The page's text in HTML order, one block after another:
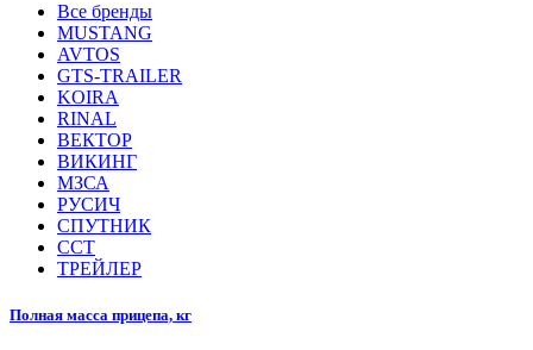
Все бренды
MUSTANG
AVTOS
GTS-TRAILER
KOIRA
RINAL
ВЕКТОР
ВИКИНГ
МЗСА
РУСИЧ
СПУТНИК
ССТ
ТРЕЙЛЕР
Полная масса прицепа, кг